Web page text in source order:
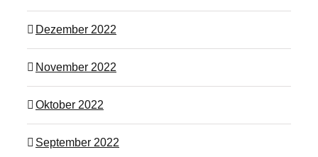
Dezember 2022
November 2022
Oktober 2022
September 2022